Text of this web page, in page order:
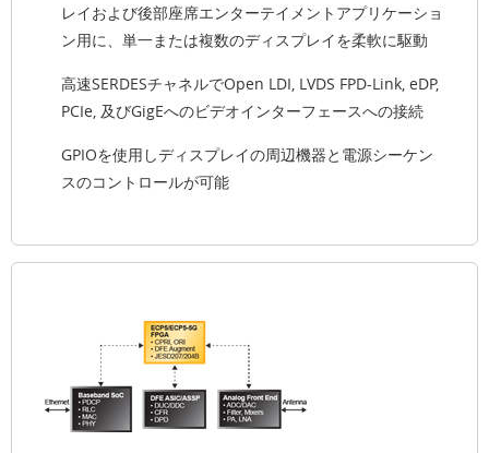
レイおよび後部座席エンターテイメントアプリケーショ
ン用に、単一または複数のディスプレイを柔軟に駆動
高速SERDESチャネルでOpen LDI, LVDS FPD-Link, eDP,
PCIe, 及びGigEへのビデオインターフェースへの接続
GPIOを使用しディスプレイの周辺機器と電源シーケン
スのコントロールが可能